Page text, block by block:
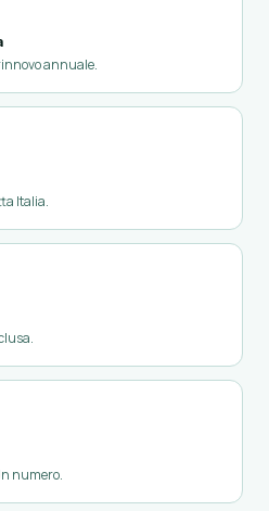
annuale.
Italia.
numero.